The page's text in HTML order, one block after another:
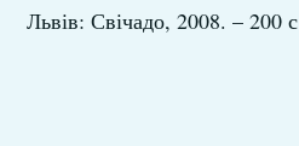
Львів: Свічадо, 2008. – 200 с